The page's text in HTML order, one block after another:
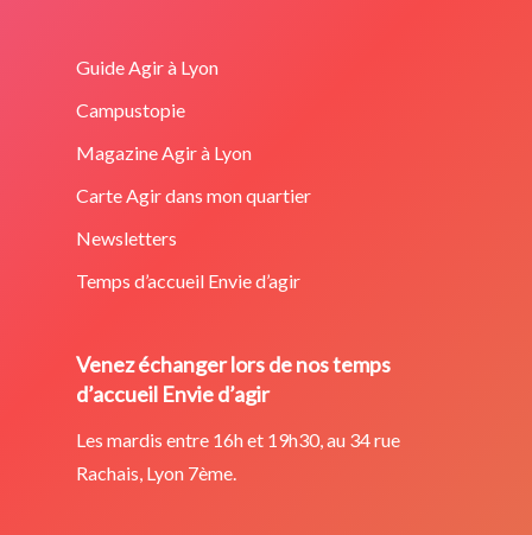
Guide Agir à Lyon
Campustopie
Magazine Agir à Lyon
Carte Agir dans mon quartier
Newsletters
Temps d’accueil Envie d’agir
Venez échanger lors de nos temps
d’accueil Envie d’agir
Les mardis entre 16h et 19h30, au 34 rue
Rachais, Lyon 7ème.